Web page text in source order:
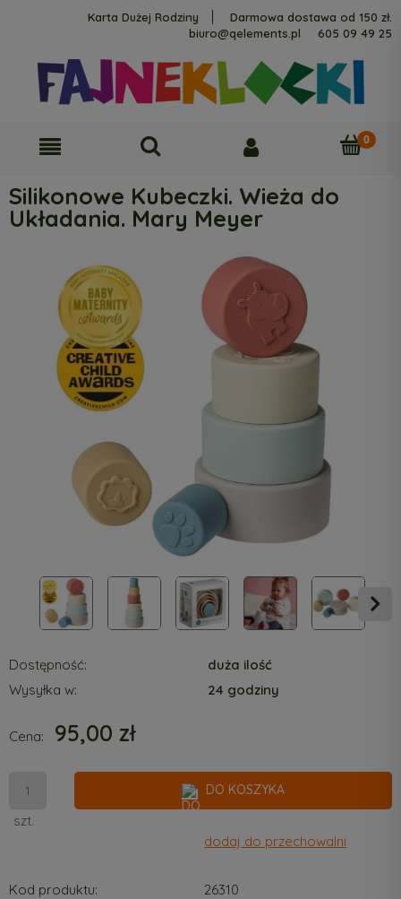
Karta Dużej Rodziny
Darmowa dostawa od 150 zł.
biuro@qelements.pl
605 09 49 25
Silikonowe Kubeczki. Wieża do
Układania. Mary Meyer
Dostępność:
duża ilość
Wysyłka w:
24 godziny
Cena: 95,00 zł
szt.
DO KOSZYKA
dodaj do przechowalni
Kod produktu:
26310